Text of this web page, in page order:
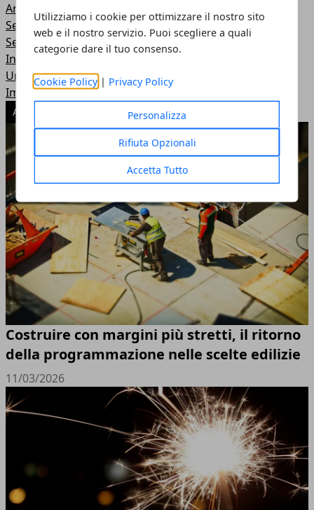
Utilizziamo i cookie per ottimizzare il nostro sito
web e il nostro servizio. Puoi scegliere a quali
categorie dare il tuo consenso.
Cookie Policy | Privacy Policy
Personalizza
Rifiuta Opzionali
Accetta Tutto
Arredamento
Servizi
Senza categoria
Infissi
Uncategorized
Imprese di pulizie
ARTICOLI POPOLARI
Costruire con margini più stretti, il ritorno
della programmazione nelle scelte edilizie
11/03/2026